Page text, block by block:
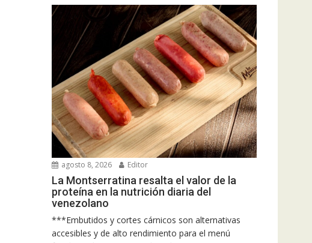
agosto 8, 2026 Editor
La Montserratina resalta el valor de la
proteína en la nutrición diaria del
venezolano
***Embutidos y cortes cárnicos son alternativas
accesibles y de alto rendimiento para el menú